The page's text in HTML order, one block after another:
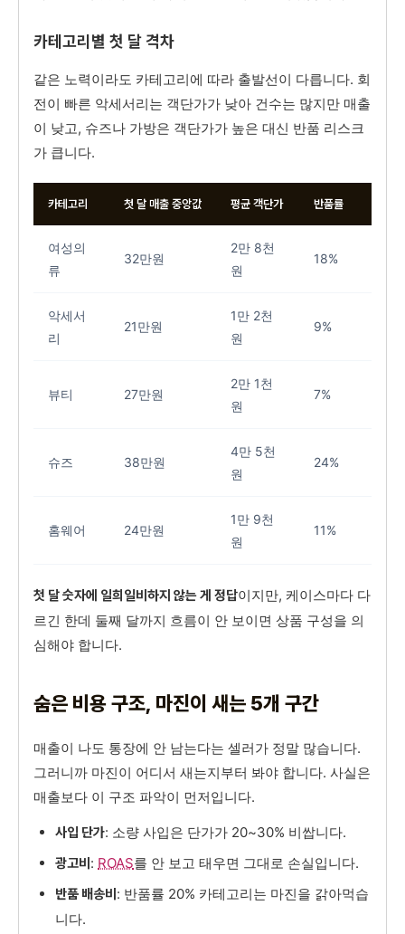
카테고리별 첫 달 격차
같은 노력이라도 카테고리에 따라 출발선이 다릅니다. 회
전이 빠른 악세서리는 객단가가 낮아 건수는 많지만 매출
이 낮고, 슈즈나 가방은 객단가가 높은 대신 반품 리스크
가 큽니다.
카테고리 첫 달 매출 중앙값 평균 객단가 반품률
여성의
류
32만원
2만 8천
원
18%
악세서
리
21만원
1만 2천
원
9%
뷰티 27만원
2만 1천
원
7%
슈즈 38만원
4만 5천
원
24%
홈웨어 24만원
1만 9천
원
11%
첫 달 숫자에 일희일비하지 않는 게 정답이지만, 케이스마다 다
르긴 한데 둘째 달까지 흐름이 안 보이면 상품 구성을 의
심해야 합니다.
숨은 비용 구조, 마진이 새는 5개 구간
매출이 나도 통장에 안 남는다는 셀러가 정말 많습니다.
그러니까 마진이 어디서 새는지부터 봐야 합니다. 사실은
매출보다 이 구조 파악이 먼저입니다.
사입 단가: 소량 사입은 단가가 20~30% 비쌉니다.
광고비 : ROAS를 안 보고 태우면 그대로 손실입니다.
반품 배송비 : 반품률 20% 카테고리는 마진을 갉아먹습
니다.